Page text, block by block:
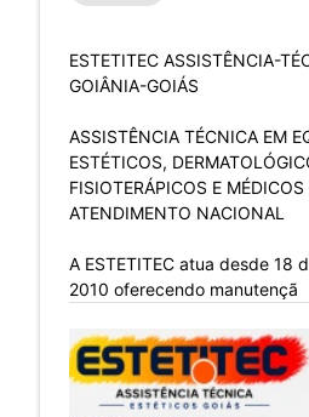
ESTETITEC ASSISTÊNCIA-
GOIÂNIA-GOIÁS
ASSISTÊNCIA TÉCNICA EM
ESTÉTICOS,
FISIOTERÁPICOS E
ATENDIMENTO NACIONAL
A ESTETITEC atua desde 18
2010 oferecendo manutençã